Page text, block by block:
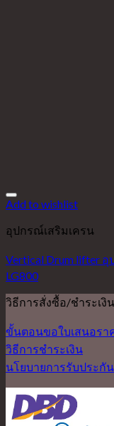
Add to wishlist
อุปกรณ์เสริมเครน
Vertical Drum lifter
LG800
วิธีการสั่งซื้อ/ชำระเงิน
ขั้นตอนขอใบเสนอรา
วิธีการชำระเงิน
นโยบายการรับประกัน